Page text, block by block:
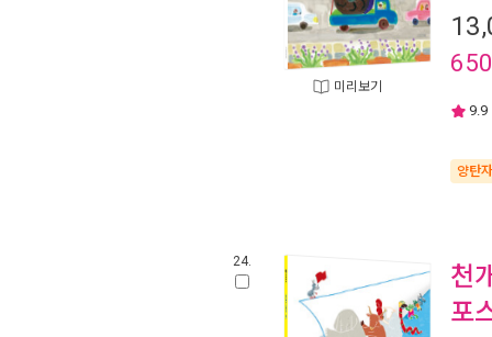
미리보기
650
9.9
양탄
24.
천
포